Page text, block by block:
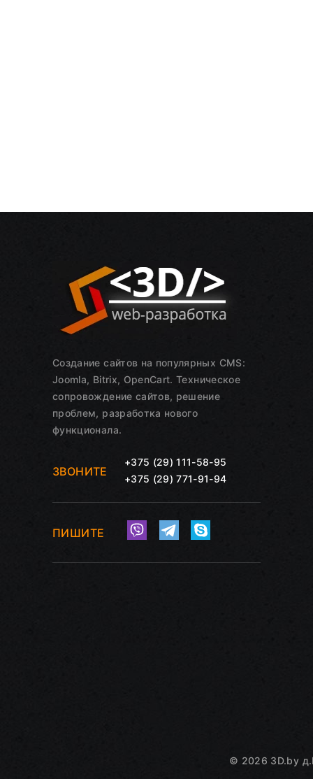
Создание сайтов на популярных CMS:
Joomla, Bitrix, OpenCart. Техническое
сопровождение сайтов, решение
проблем, разработка нового
функционала.
ЗВОНИТЕ
+375 (29) 111-58-95
+375 (29) 771-91-94
ПИШИТЕ
© 2026 3D.by